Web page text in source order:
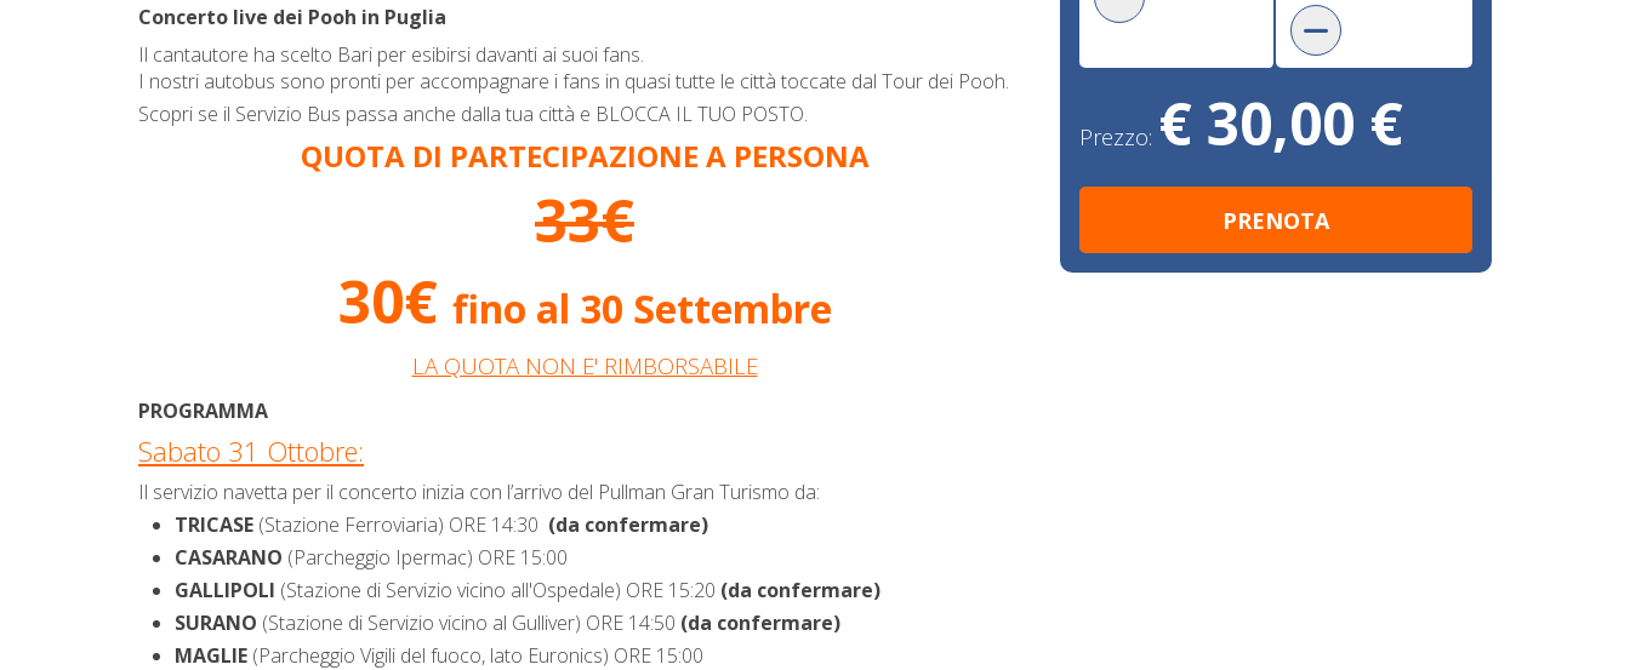
Concerto live dei Pooh in Puglia
Il cantautore ha scelto Bari per esibirsi davanti ai suoi fans.
I nostri autobus sono pronti per accompagnare i fans in quasi tutte le città toccate dal Tour dei Pooh.
Scopri se il Servizio Bus passa anche dalla tua città e BLOCCA IL TUO POSTO.
QUOTA DI PARTECIPAZIONE A PERSONA
33€
30€ fino al 30 Settembre
LA QUOTA NON E' RIMBORSABILE
PROGRAMMA
Sabato 31 Ottobre:
Il servizio navetta per il concerto inizia con l’arrivo del Pullman Gran Turismo da:
TRICASE (Stazione Ferroviaria) ORE 14:30 (da confermare)
CASARANO (Parcheggio Ipermac) ORE 15:00
GALLIPOLI (Stazione di Servizio vicino all'Ospedale) ORE 15:20 (da confermare)
SURANO (Stazione di Servizio vicino al Gulliver) ORE 14:50 (da confermare)
MAGLIE (Parcheggio Vigili del fuoco, lato Euronics) ORE 15:00
Prezzo: € 30,00 €